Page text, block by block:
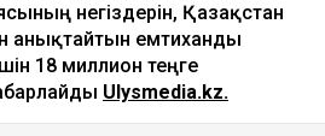
негіздерін, Қазақстан
анықтайтын емтиханды
18 миллион теңге
Ulysmedia.kz.